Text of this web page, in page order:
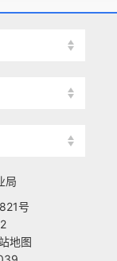
局
号
地图